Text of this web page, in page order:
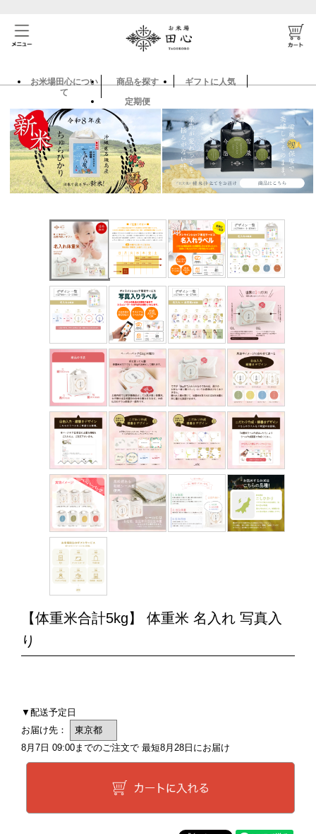
お米場田心につい
て
商品を探す
ギフトに人気
定期便
【体重米合計5kg】 体重米 名入れ 写真入
り
▼配送予定日
お届け先：
8月7日 09:00までのご注文で 最短8月28日 にお届け